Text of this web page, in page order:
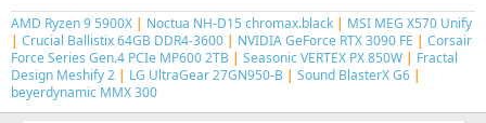
AMD Ryzen 9 5900X | Noctua NH-D15 chromax.black | MSI MEG X570 Unify
| Crucial Ballistix 64GB DDR4-3600 | NVIDIA GeForce RTX 3090 FE | Corsair
Force Series Gen.4 PCIe MP600 2TB | Seasonic VERTEX PX 850W | Fractal
Design Meshify 2 | LG UltraGear 27GN950-B | Sound BlasterX G6 |
beyerdynamic MMX 300